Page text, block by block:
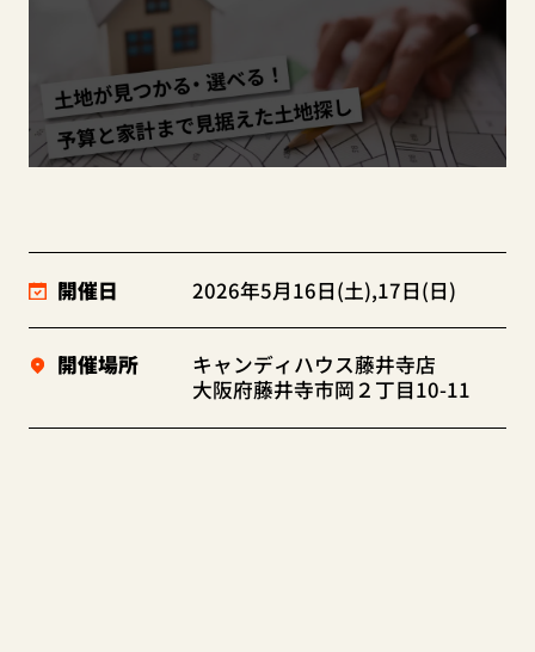
開催日 2026年5月16日(土),17日(日)
開催場所
キャンディハウス藤井寺店
大阪府藤井寺市岡２丁目10-11